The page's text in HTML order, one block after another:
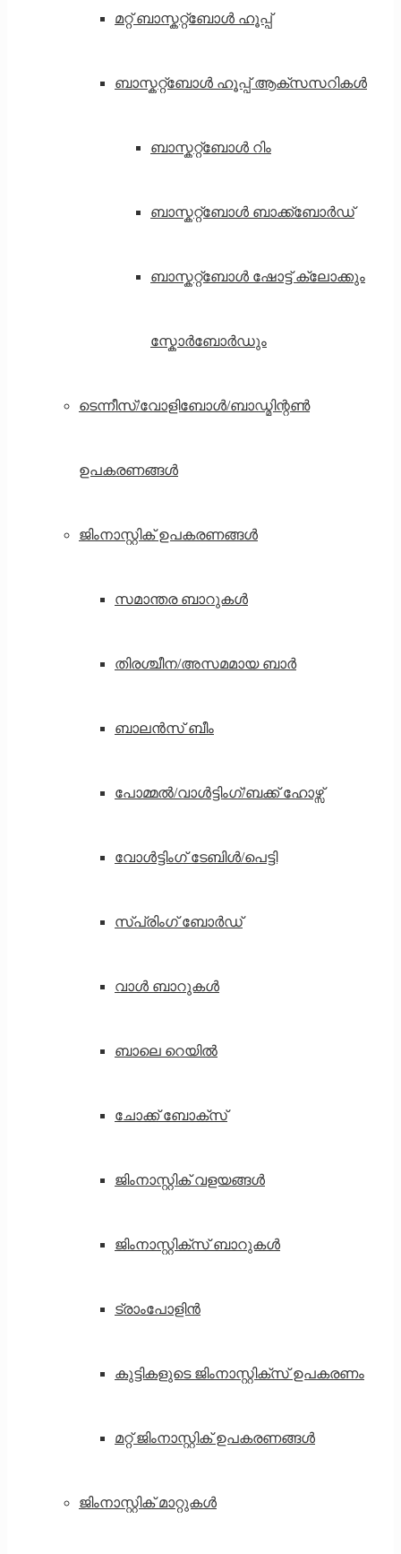
മറ്റ് ബാസ്കറ്റ്ബോൾ ഹൂപ്പ്
ബാസ്കറ്റ്ബോൾ ഹൂപ്പ് ആക്സസറികൾ
ബാസ്കറ്റ്ബോൾ റിം
ബാസ്കറ്റ്ബോൾ ബാക്ക്ബോർഡ്
ബാസ്കറ്റ്ബോൾ ഷോട്ട് ക്ലോക്കും
സ്കോർബോർഡും
ടെന്നീസ്/വോളിബോൾ/ബാഡ്മിന്റൺ
ഉപകരണങ്ങൾ
ജിംനാസ്റ്റിക് ഉപകരണങ്ങൾ
സമാന്തര ബാറുകൾ
തിരശ്ചീന/അസമമായ ബാർ
ബാലൻസ് ബീം
പോമ്മൽ/വാൾട്ടിംഗ്/ബക്ക് ഹോഴ്സ്
വോൾട്ടിംഗ് ടേബിൾ/പെട്ടി
സ്പ്രിംഗ് ബോർഡ്
വാൾ ബാറുകൾ
ബാലെ റെയിൽ
ചോക്ക് ബോക്സ്
ജിംനാസ്റ്റിക് വളയങ്ങൾ
ജിംനാസ്റ്റിക്സ് ബാറുകൾ
ട്രാംപോളിൻ
കുട്ടികളുടെ ജിംനാസ്റ്റിക്സ് ഉപകരണം
മറ്റ് ജിംനാസ്റ്റിക് ഉപകരണങ്ങൾ
ജിംനാസ്റ്റിക് മാറ്റുകൾ